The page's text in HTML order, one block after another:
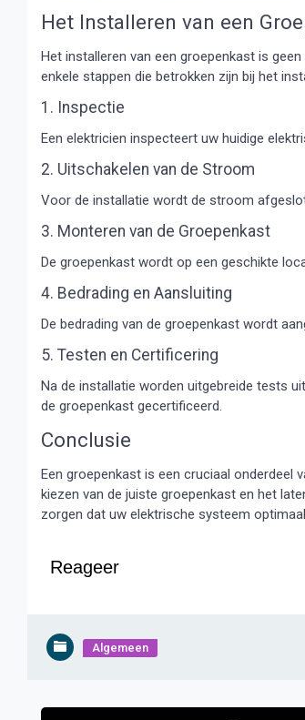
Het Installeren van een
Het installeren van een groepenkast is
enkele stappen die betrokken zijn bij het
1. Inspectie
Een elektricien inspecteert uw huidige
2. Uitschakelen van de Stroom
Voor de installatie wordt de stroom
3. Monteren van de Groepenkast
De groepenkast wordt op een geschikte
4. Bedrading en Aansluiting
De bedrading van de groepenkast wordt
5. Testen en Certificering
Na de installatie worden uitgebreide tests
de groepenkast gecertificeerd.
Conclusie
Een groepenkast is een cruciaal onderdeel
kiezen van de juiste groepenkast en het
zorgen dat uw elektrische systeem
Reageer
Algemeen
Bericht